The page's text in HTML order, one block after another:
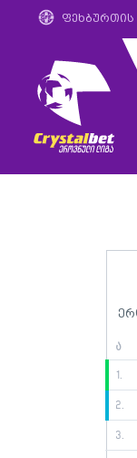
ა
1.
2.
3.